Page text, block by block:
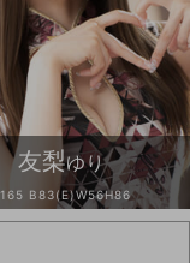
友梨ゆり
B83(E)W56H86